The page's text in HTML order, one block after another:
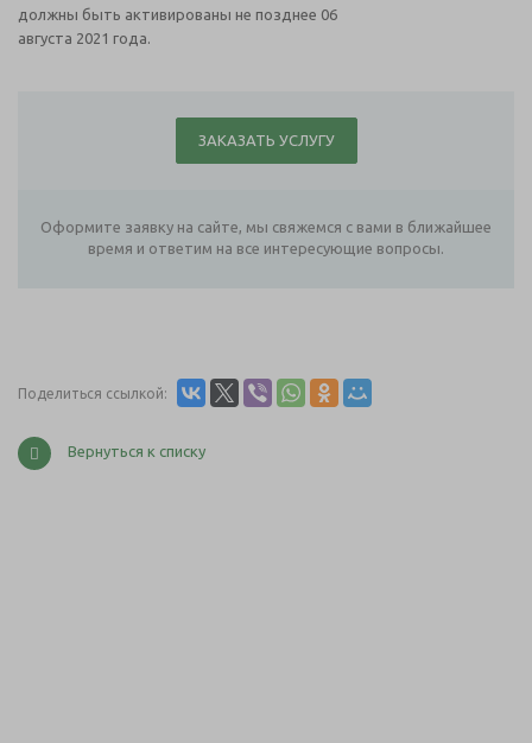
должны быть активированы не позднее 06
августа 2021 года.
ЗАКАЗАТЬ УСЛУГУ
Оформите заявку на сайте, мы свяжемся с вами в ближайшее
время и ответим на все интересующие вопросы.
Поделиться ссылкой:
Вернуться к списку